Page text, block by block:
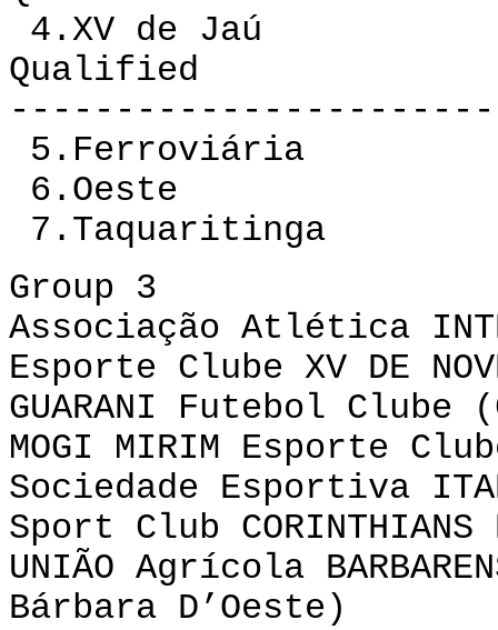
4.XV de Jaú
Qualified
5.Ferroviária
6.Oeste 12 3
7.Taquaritinga
Group 3
Associação Atlética
Esporte Clube XV DE
GUARANI Futebol Clube
MOGI MIRIM Esporte
Sociedade Esportiva
Sport Club
UNIÃO Agrícola
Bárbara D’Oeste)